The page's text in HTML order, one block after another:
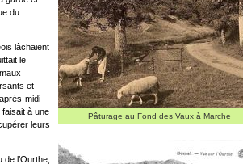
Pâturage au Fond des Vaux à Marche
du
lâchaient
le
et
midi
à une
leurs
l’Ourthe,